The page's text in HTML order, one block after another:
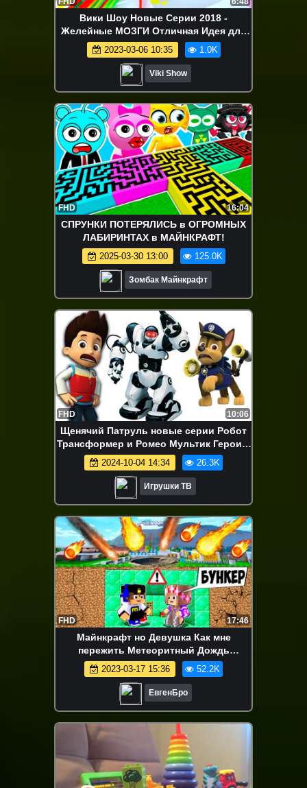
Вики Шоу Новые Серии 2018 -
Желейные МОЗГИ Отличная Идея для
Вечеринки Как Разыграть Друзей / Вики
Шоу
2023-03-06 10:35 1.0K
Viki Show
FHD 16:04
СПРУНКИ ПОТЕРЯЛИСЬ в ОГРОМНЫХ
ЛАБИРИНТАХ в МАЙНКРАФТ!
2025-03-30 13:00 125.0K
Зомбак Майнкрафт
FHD 10:06
Щенячий Патруль новые серии Робот
Трансформер и Ромео Мультик Герои в
Масках Игрушки PAW Patrol
2024-10-04 14:34 26.3K
Игрушки ТВ
FHD 17:46
Майнкрафт но Девушка Как мне
пережить Метеоритный Дождь
Челлендж НУБ И ПРО ВИДЕО
ТРОЛЛИНГ MINECRAFT
2023-03-17 15:36 52.2K
ЕвгенБро